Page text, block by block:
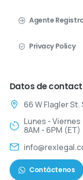
Agente
Privacy Policy
Datos de
66 W Flagler St.
Lunes - Viernes
8AM - 6PM (ET)
Contáctenos